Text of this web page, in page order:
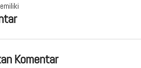
Komentar